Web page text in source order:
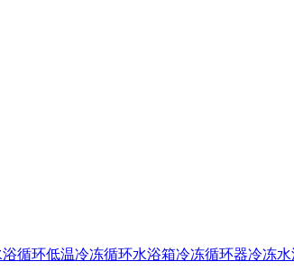
循环低温冷冻循环水浴箱冷冻循环器冷冻